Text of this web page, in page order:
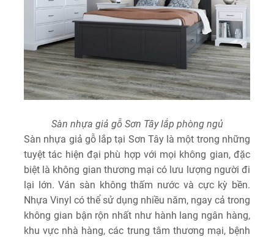
Sàn nhựa giả gỗ Sơn Tây lắp phòng ngủ
Sàn nhựa giả gỗ lắp tại Sơn Tây là một trong những
tuyệt tác hiện đại phù hợp với mọi không gian, đặc
biệt là không gian thương mại có lưu lượng người đi
lại lớn. Ván sàn không thấm nước và cực kỳ bền.
Nhựa Vinyl có thể sử dụng nhiều năm, ngay cả trong
không gian bận rộn nhất như hành lang ngân hàng,
khu vực nhà hàng, các trung tâm thương mại, bệnh